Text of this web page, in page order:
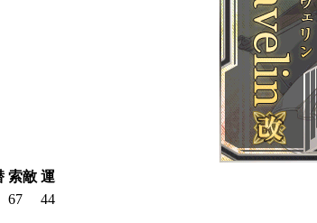
索敵 運
67 44